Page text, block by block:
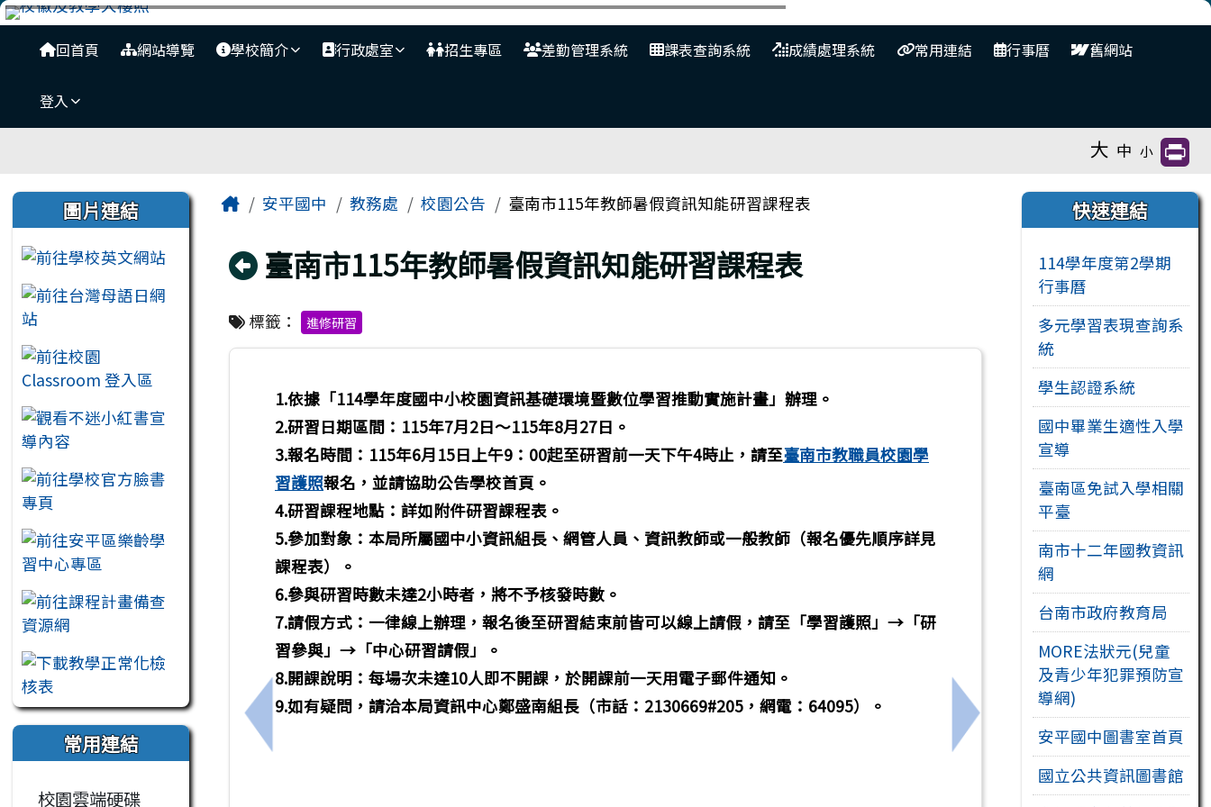
跳至主內容區
臺南市安平國中全球資訊網
導覽列
回首頁 網站導覽 學校簡介 行政處室 招生專區 差勤管理系統 課表查詢系統 成績處理系統 常用連結 行事曆 舊網站
登入
大 中 小
左邊區域內容
圖片連結
常用連結
校園雲端硬碟
主內容區域
Home安平國中 教務處 校園公告 臺南市115年教師暑假資訊知能研習課程表
回上頁
臺南市115年教師暑假資訊知能研習課程表
標籤： 進修研習
上一筆：轉知⾼雄市政府教育局辦理115年度「因材網打寇島程式教育教學應⽤」研習案
1.依據「114學年度國中小校園資訊基礎環境暨數位學習推動實施計畫」辦理。
2.研習日期區間： 115年7月2日～115年8月27日。
3.報名時間： 115年6月15日上午9：00起至研習前一天下午4時止，請至臺南市教職員校園學
習護照報名，並請協助公告學校首頁。
4.研習課程地點： 詳如附件研習課程表。
5.參加對象： 本局所屬國中小資訊組長、網管人員、資訊教師或一般教師（報名優先順序詳見
課程表）。
6.參與研習時數未達2小時者，將不予核發時數。
7.請假方式： 一律線上辦理，報名後至研習結束前皆可以線上請假，請至「學習護照」→「研
習參與」→「中心研習請假」。
8.開課說明： 每場次未達10人即不開課，於開課前一天用電子郵件通知。
9.如有疑問，請洽本局資訊中心鄭盛南組長（市話：2130669#205，網電：64095）。
下一筆：轉知國立高雄師範大學
右邊區域內容
快速連結
114學年度第2學期
行事曆
多元學習表現查詢系
統
學生認證系統
國中畢業生適性入學
宣導
臺南區免試入學相關
平臺
南市十二年國教資訊
網
台南市政府教育局
MORE法狀元(兒童
及青少年犯罪預防宣
導網)
安平國中圖書室首頁
國立公共資訊圖書館
頁尾區域